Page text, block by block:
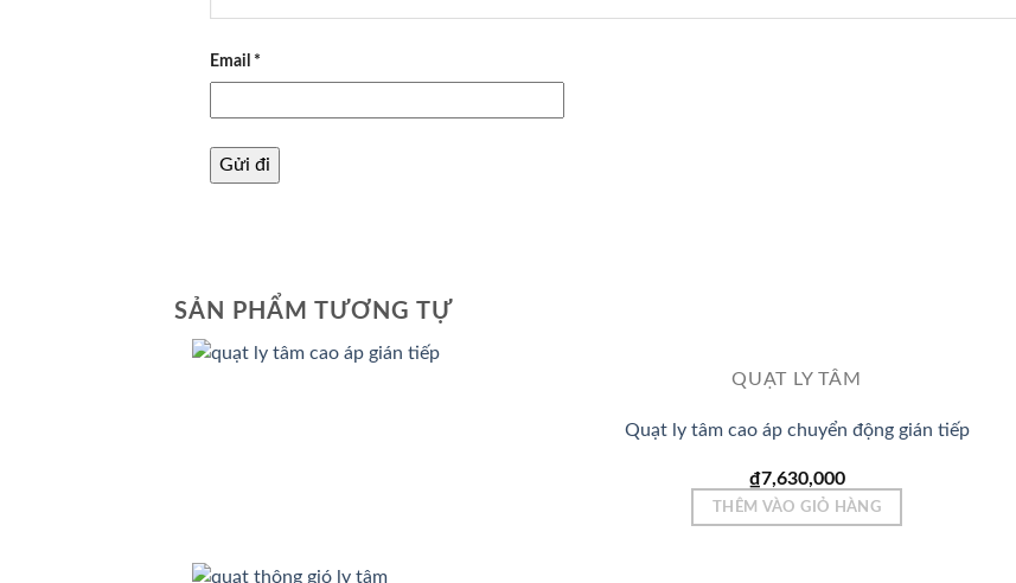
Email *
SẢN PHẨM TƯƠNG TỰ
QUẠT LY TÂM
Quạt ly tâm cao áp chuyển động gián tiếp
₫7,630,000
THÊM VÀO GIỎ HÀNG